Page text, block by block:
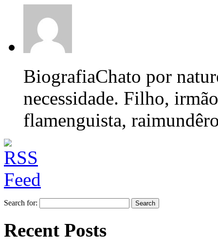
BiografiaChato por
necessidade. Filho,
flamenguista,
Search for:
Recent Posts